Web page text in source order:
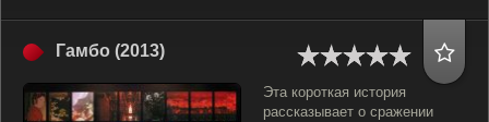
Гамбо (2013)
Эта короткая история
рассказывает о сражении